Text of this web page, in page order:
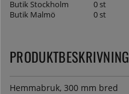
Butik Stockholm
0 st
Butik Malmö
0 st
PRODUKTBESKRIVNING
Hemmabruk, 300 mm bred